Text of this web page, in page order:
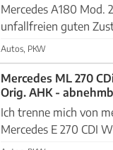
Mercedes A180 Mod.
unfallfreien guten
letzten Jahr wurden
Service incl. neuer
Reifen und Ölwechsel
A-Klasse ist mit
Autos, PKW
Mercedes ML 270
Orig. AHK -
Ich trenne mich von
Mercedes E 270 CDI
Erstzulassung 2004.